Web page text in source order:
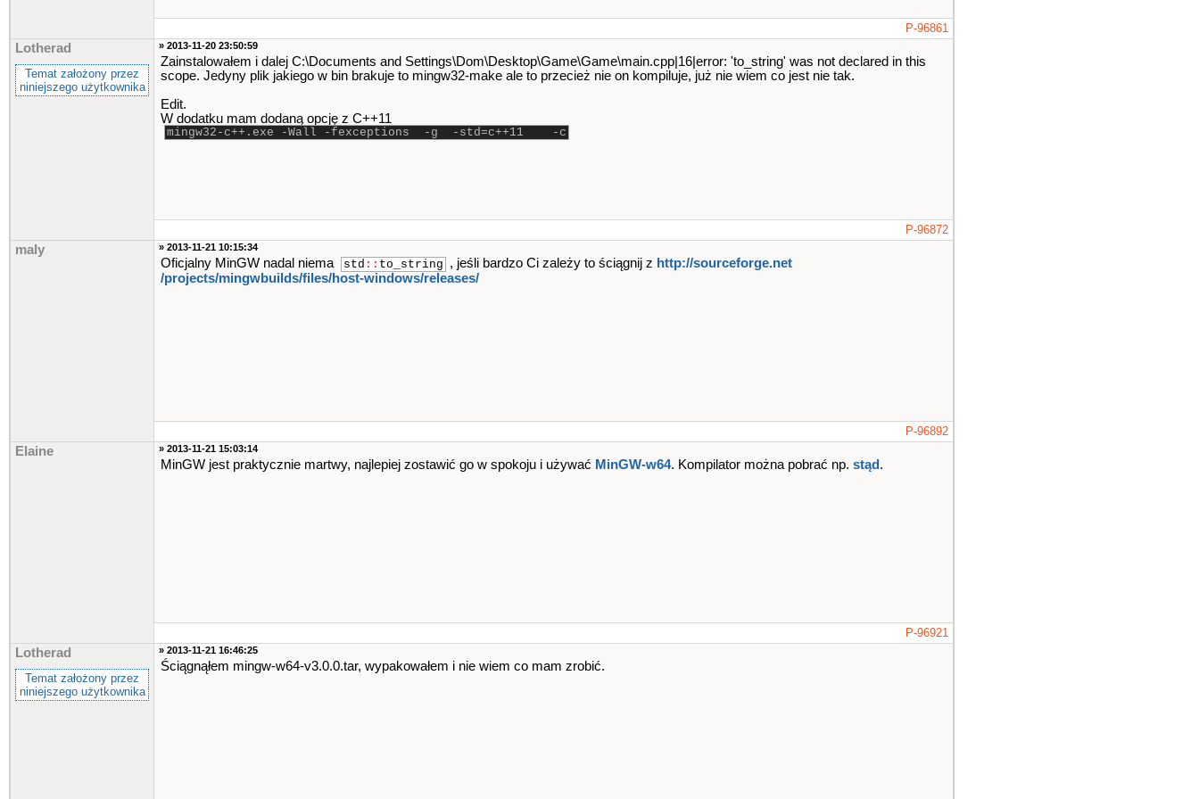
P-96861
Lotherad
Temat założony przez
niniejszego użytkownika
» 2013-11-20 23:50:59
Zainstalowałem i dalej C:\Documents and Settings\Dom\Desktop\Game\Game\main.cpp|16|error: 'to_string' was not declared in this
scope. Jedyny plik jakiego w bin brakuje to mingw32-make ale to przecież nie on kompiluje, już nie wiem co jest nie tak.
Edit.
W dodatku mam dodaną opcję z C++11
mingw32-c++.exe -Wall -fexceptions -g -std=c++11 -c
P-96872
maly » 2013-11-21 10:15:34
Oficjalny MinGW nadal niema std :: to_string , jeśli bardzo Ci zależy to ściągnij z http://sourceforge.net​
/projects/mingwbuilds/files​/host-windows/releases/
P-96892
Elaine » 2013-11-21 15:03:14
MinGW jest praktycznie martwy, najlepiej zostawić go w spokoju i używać MinGW-w64. Kompilator można pobrać np. stąd .
P-96921
Lotherad
Temat założony przez
niniejszego użytkownika
» 2013-11-21 16:46:25
Ściągnąłem mingw-w64-v3.0.0.tar, wypakowałem i nie wiem co mam zrobić.